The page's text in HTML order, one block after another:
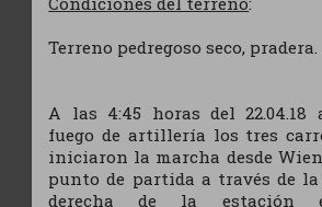
Terreno pedregoso seco, pradera.
A las 4:45 horas del 22.04.18
fuego de artillería los tres
iniciaron la marcha desde
punto de partida a través de
derecha de la estación